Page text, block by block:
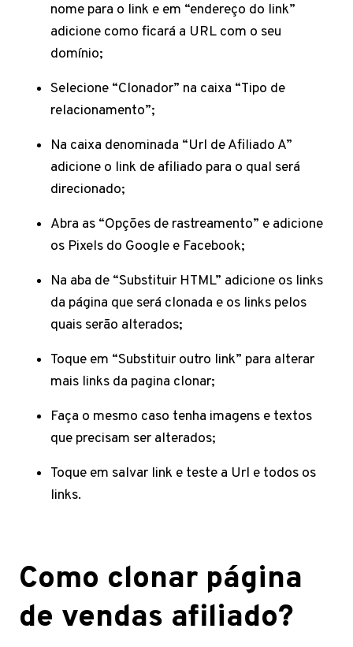
nome para o link e em “endereço do link”
adicione como ficará a URL com o seu
domínio;
Selecione “Clonador” na caixa “Tipo de
relacionamento”;
Na caixa denominada “Url de Afiliado A”
adicione o link de afiliado para o qual será
direcionado;
Abra as “Opções de rastreamento” e adicione
os Pixels do Google e Facebook;
Na aba de “Substituir HTML” adicione os links
da página que será clonada e os links pelos
quais serão alterados;
Toque em “Substituir outro link” para alterar
mais links da pagina clonar;
Faça o mesmo caso tenha imagens e textos
que precisam ser alterados;
Toque em salvar link e teste a Url e todos os
links.
Como clonar página
de vendas afiliado?